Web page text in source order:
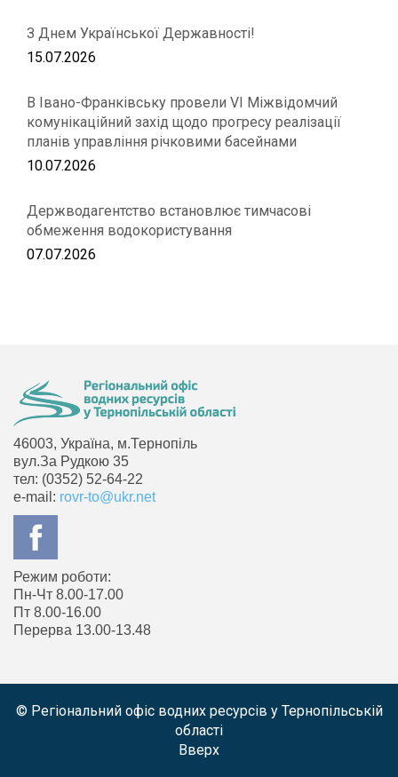
З Днем Української Державності!
15.07.2026
В Івано-Франківську провели VІ Міжвідомчий
комунікаційний захід щодо прогресу реалізації
планів управління річковими басейнами
10.07.2026
Держводагентство встановлює тимчасові
обмеження водокористування
07.07.2026
46003, Україна, м.Тернопіль
вул.За Рудкою 35
тел: (0352) 52-64-22
e-mail: rovr-to@ukr.net
Режим роботи:
Пн-Чт 8.00-17.00
Пт 8.00-16.00
Перерва 13.00-13.48
© Регіональний офіс водних ресурсів у Тернопільській
області
Вверх